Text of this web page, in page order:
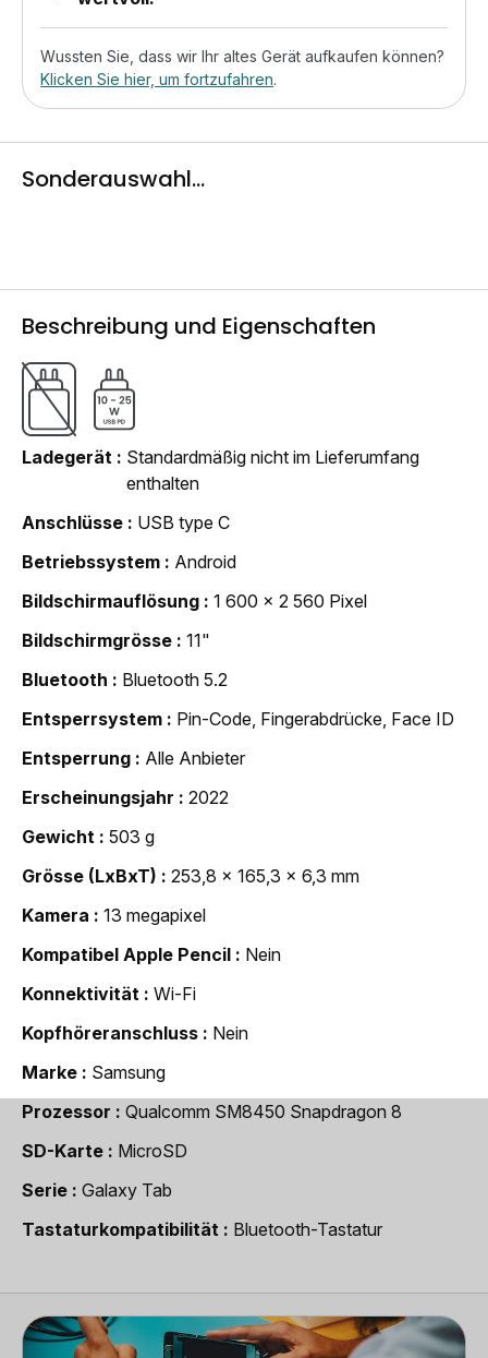
Wussten Sie, dass wir Ihr altes Gerät aufkaufen können?
Klicken Sie hier, um fortzufahren.
Sonderauswahl...
Beschreibung und Eigenschaften
Ladegerät
Standardmäßig nicht im Lieferumfang
enthalten
Anschlüsse
USB type C
Betriebssystem
Android
Bildschirmauflösung
1 600 x 2 560 Pixel
Bildschirmgrösse
11"
Bluetooth
Bluetooth 5.2
Entsperrsystem
Pin-Code, Fingerabdrücke, Face ID
Entsperrung
Alle Anbieter
Erscheinungsjahr
2022
Gewicht
503 g
Grösse (LxBxT)
253,8 x 165,3 x 6,3 mm
Kamera
13 megapixel
Kompatibel Apple Pencil
Nein
Konnektivität
Wi-Fi
Kopfhöreranschluss
Nein
Marke
Samsung
Prozessor
Qualcomm SM8450 Snapdragon 8
SD-Karte
MicroSD
Serie
Galaxy Tab
Tastaturkompatibilität
Bluetooth-Tastatur